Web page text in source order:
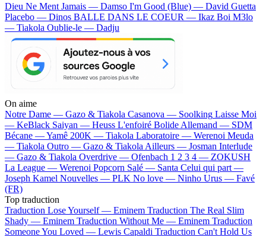
Dieu Ne Ment Jamais — Damso I'm Good (Blue) — David Guetta
Placebo — Dinos BALLE DANS LE COEUR — Ikaz Boi M3lo
— Tiakola Oublie-le — Dadju
On aime
Notre Dame — Gazo & Tiakola Casanova — Soolking Laisse Moi
— KeBlack Saiyan — Heuss L'enfoiré Bolide Allemand — SDM
Bécane —Yamê 200K — Tiakola Laboratoire — Werenoi Meuda
— Tiakola Outro — Gazo & Tiakola Ailleurs — Josman Interlude
— Gazo & Tiakola Overdrive — Ofenbach 1 2 3 4 — ZOKUSH
La League — Werenoi Popcorn Salé — Santa Celui qui part —
Joseph Kamel Nouvelles — PLK No love — Ninho Urus — Favé
(FR)
Top traduction
Traduction Lose Yourself — Eminem Traduction The Real Slim
Shady — Eminem Traduction Without Me — Eminem Traduction
Someone You Loved — Lewis Capaldi Traduction Can't Hold Us